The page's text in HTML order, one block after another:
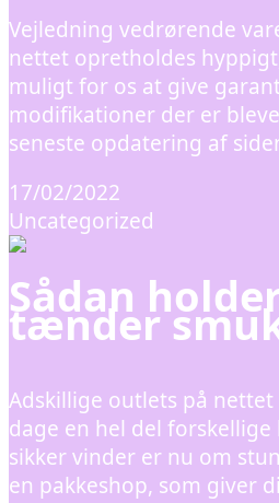
Vejledning vedrørende
nettet opretholdes
muligt for os at give
modifikationer der er
seneste opdatering af
17/02/2022
Uncategorized
Sådan
tænder
Adskillige outlets på
dage en hel del forskellige
sikker vinder er nu om
en pakkeshop, som giver